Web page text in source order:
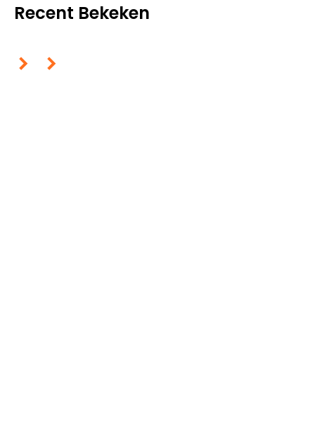
Recent Bekeken